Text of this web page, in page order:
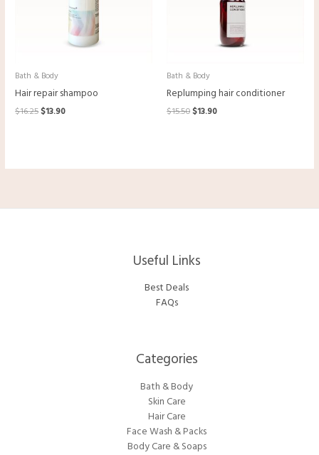
Bath & Body
Hair repair shampoo
$16.25$13.90
Bath & Body
Replumping hair conditioner
$15.50$13.90
Useful Links
Best Deals
FAQs
Categories​
Bath & Body
Skin Care
Hair Care
Face Wash & Packs
Body Care & Soaps